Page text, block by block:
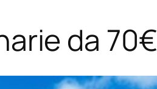
da 70€